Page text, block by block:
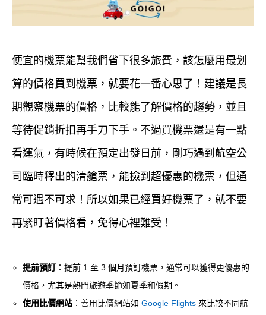
便宜的機票能幫我們省下很多旅費，該怎麼用最划
算的價格買到機票，就要花一番心思了！建議是長
期觀察機票的價格，比較能了解價格的趨勢，並且
等待促銷折扣再手刀下手。不過買機票還是有一點
看運氣，有時候在預定出發日前，剛巧遇到航空公
司臨時釋出的清艙票，能撿到超優惠的機票，但通
常可遇不可求！所以如果已經買好機票了，就不要
再緊盯著價格看，免得心裡難受！
提前預訂 ：提前 1 至 3 個月預訂機票，通常可以獲得更優惠的
價格，尤其是熱門旅遊季節如夏季和假期。
使用比價網站 ：善用比價網站如 Google Flights 來比較不同航